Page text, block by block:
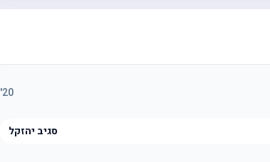
20
'
סגיב יהזקל